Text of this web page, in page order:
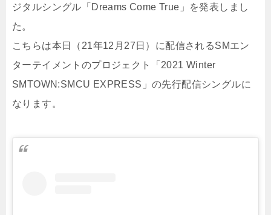
ジタルシングル「Dreams Come True」を発表しまし
た。
こちらは本日（21年12月27日）に配信されるSMエン
ターテイメントのプロジェクト「2021 Winter
SMTOWN:SMCU EXPRESS」の先行配信シングルに
なります。